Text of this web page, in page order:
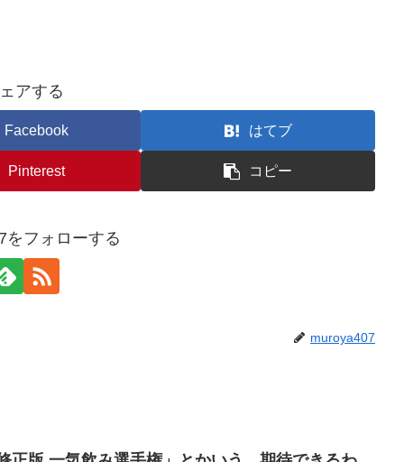
アする
Facebook はてブ
Pinterest コピー
をフォローする
muroya407